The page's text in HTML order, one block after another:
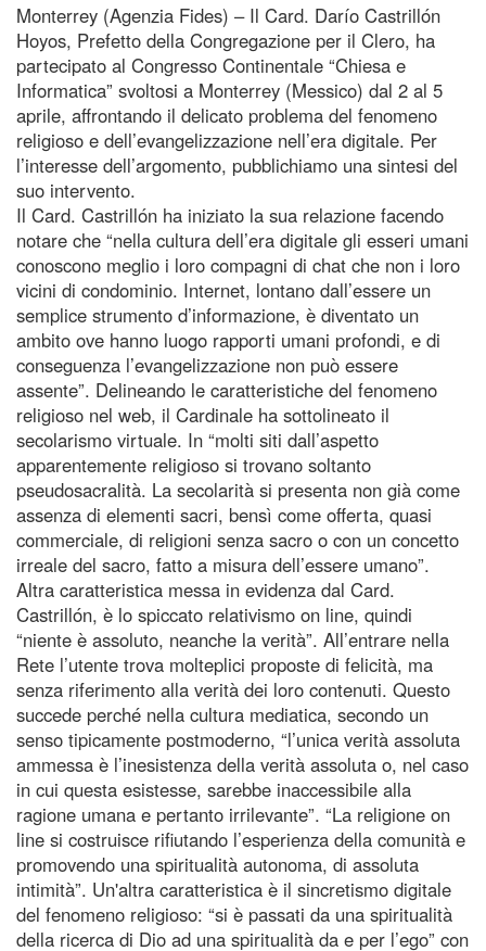
Monterrey (Agenzia Fides) – Il Card. Darío Castrillón
Hoyos, Prefetto della Congregazione per il Clero, ha
partecipato al Congresso Continentale “Chiesa e
Informatica” svoltosi a Monterrey (Messico) dal 2 al 5
aprile, affrontando il delicato problema del fenomeno
religioso e dell’evangelizzazione nell’era digitale. Per
l’interesse dell’argomento, pubblichiamo una sintesi del
suo intervento.
Il Card. Castrillón ha iniziato la sua relazione facendo
notare che “nella cultura dell’era digitale gli esseri umani
conoscono meglio i loro compagni di chat che non i loro
vicini di condominio. Internet, lontano dall’essere un
semplice strumento d’informazione, è diventato un
ambito ove hanno luogo rapporti umani profondi, e di
conseguenza l’evangelizzazione non può essere
assente”. Delineando le caratteristiche del fenomeno
religioso nel web, il Cardinale ha sottolineato il
secolarismo virtuale. In “molti siti dall’aspetto
apparentemente religioso si trovano soltanto
pseudosacralità. La secolarità si presenta non già come
assenza di elementi sacri, bensì come offerta, quasi
commerciale, di religioni senza sacro o con un concetto
irreale del sacro, fatto a misura dell’essere umano”.
Altra caratteristica messa in evidenza dal Card.
Castrillón, è lo spiccato relativismo on line, quindi
“niente è assoluto, neanche la verità”. All’entrare nella
Rete l’utente trova molteplici proposte di felicità, ma
senza riferimento alla verità dei loro contenuti. Questo
succede perché nella cultura mediatica, secondo un
senso tipicamente postmoderno, “l’unica verità assoluta
ammessa è l’inesistenza della verità assoluta o, nel caso
in cui questa esistesse, sarebbe inaccessibile alla
ragione umana e pertanto irrilevante”. “La religione on
line si costruisce rifiutando l’esperienza della comunità e
promovendo una spiritualità autonoma, di assoluta
intimità”. Un'altra caratteristica è il sincretismo digitale
del fenomeno religioso: “si è passati da una spiritualità
della ricerca di Dio ad una spiritualità da e per l’ego” con